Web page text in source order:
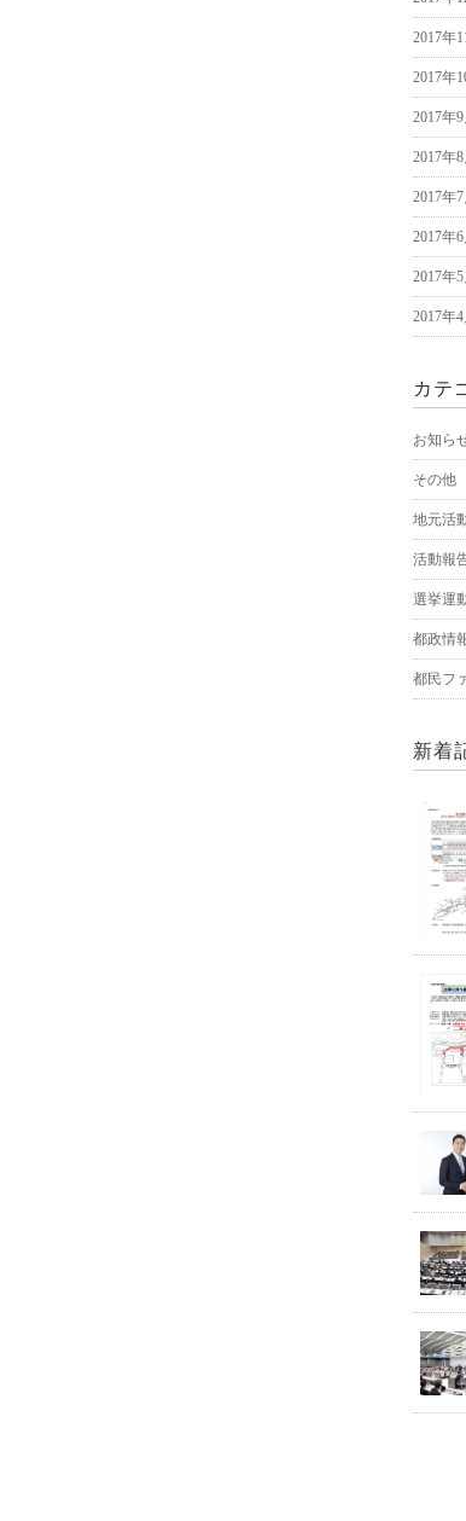
2017年
2017年
2017年9
2017年8
2017年7
2017年6
2017年5
2017年4
カテ
お知ら
その他
地元活
活動報
選挙運
都政情
都民フ
新着